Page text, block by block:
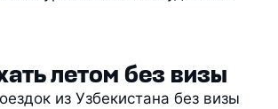
летом без визы
из Узбекистана без визы